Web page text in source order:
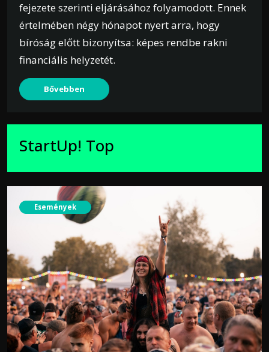
fejezete szerinti eljárásához folyamodott. Ennek
értelmében négy hónapot nyert arra, hogy
bíróság előtt bizonyítsa: képes rendbe rakni
financiális helyzetét.
Bővebben
StartUp! Top
Események